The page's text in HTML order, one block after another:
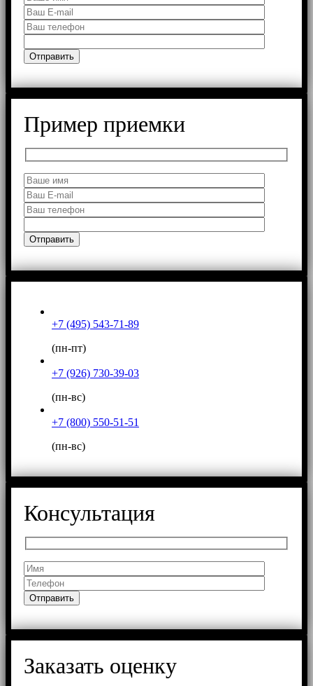
Пример приемки
+7 (495) 543-71-89
(пн-пт)
+7 (926) 730-39-03
(пн-вс)
+7 (800) 550-51-51
(пн-вс)
Консультация
Заказать оценку